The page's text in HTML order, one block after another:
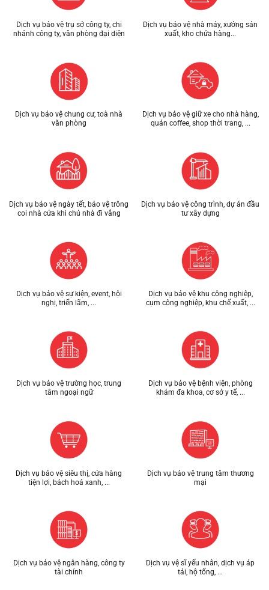
Dịch vụ bảo vệ trụ sở công ty, chi
nhánh công ty, văn phòng đại diện
Dịch vụ bảo vệ nhà máy, xưởng sản
xuất, kho chứa hàng...
Dịch vụ bảo vệ chung cư, toà nhà
văn phòng
Dịch vụ bảo vệ giữ xe cho nhà hàng,
quán coffee, shop thời trang, ...
Dịch vụ bảo vệ ngày tết, bảo vệ trông
coi nhà cửa khi chủ nhà đi vắng
Dịch vụ bảo vệ công trình, dự án đầu
tư xây dựng
Dịch vụ bảo vệ sự kiện, event, hội
nghị, triển lãm, ...
Dịch vụ bảo vệ khu công nghiệp,
cụm công nghiệp, khu chế xuất, ...
Dịch vụ bảo vệ trường học, trung
tâm ngoại ngữ
Dịch vụ bảo vệ bệnh viện, phòng
khám đa khoa, cơ sở y tế, ...
Dịch vụ bảo vệ siêu thị, cửa hàng
tiện lợi, bách hoá xanh, ...
Dịch vụ bảo vệ trung tâm thương
mại
Dịch vụ bảo vệ ngân hàng, công ty
tài chính
Dịch vụ vệ sĩ yếu nhân, dịch vụ áp
tải, hộ tống, ...